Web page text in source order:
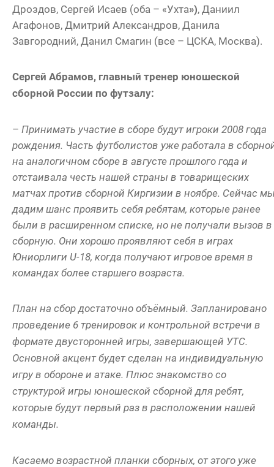
Дроздов, Сергей Исаев (оба – «Ухта»), Даниил
Агафонов, Дмитрий Александров, Данила
Завгородний, Данил Смагин (все – ЦСКА, Москва).
Сергей Абрамов, главный тренер юношеской
сборной России по футзалу:
– Принимать участие в сборе будут игроки 2008 года
рождения. Часть футболистов уже работала в
на аналогичном сборе в августе прошлого года и
отстаивала честь нашей страны в товарищеских
матчах против сборной Киргизии в ноябре. Сейчас
дадим шанс проявить себя ребятам, которые ранее
были в расширенном списке, но не получали вызов в
сборную. Они хорошо проявляют себя в играх
Юниорлиги U-18, когда получают игровое время в
командах более старшего возраста.
План на сбор достаточно объёмный. Запланировано
проведение 6 тренировок и контрольной встречи в
формате двусторонней игры, завершающей УТС.
Основной акцент будет сделан на индивидуальную
игру в обороне и атаке. Плюс знакомство со
структурой игры юношеской сборной для ребят,
которые будут первый раз в расположении нашей
команды.
Касаемо возрастной планки сборных, от этого уже